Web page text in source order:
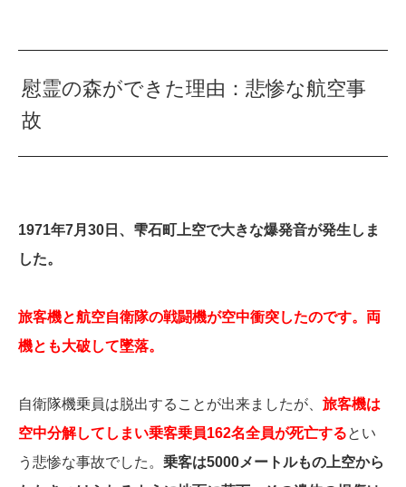
慰霊の森ができた理由：悲惨な航空事
故
1971年7月30日、雫石町上空で大きな爆発音が発生しま
した。
旅客機と航空自衛隊の戦闘機が空中衝突したのです。両
機とも大破して墜落。
自衛隊機乗員は脱出することが出来ましたが、 旅客機は
空中分解してしまい乗客乗員162名全員が死亡するとい
う悲惨な事故でした。 乗客は5000メートルもの上空から